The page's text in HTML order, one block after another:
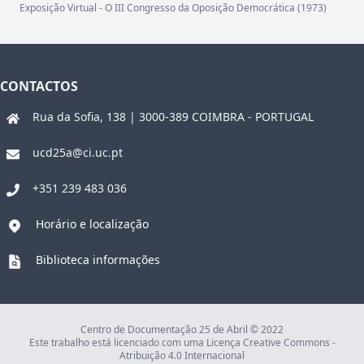
Exposição Virtual - O III Congresso da Oposição Democrática (1973)
CONTACTOS
Rua da Sofia, 138 | 3000-389 COIMBRA - PORTUGAL
ucd25a@ci.uc.pt
+351 239 483 036
Horário e localização
Biblioteca informações
Centro de Documentação 25 de Abril © 2022
Este trabalho está licenciado com uma Licença Creative Commons -
Atribuição 4.0 Internacional